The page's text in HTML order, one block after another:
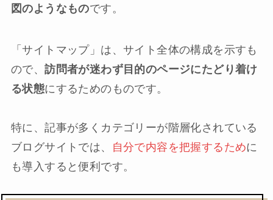
図のようなものです。
「サイトマップ」は、サイト全体の構成を示すも
ので、訪問者が迷わず目的のページにたどり着け
る状態にするためのものです。
特に、記事が多くカテゴリーが階層化されている
ブログサイトでは、
自分で内容を把握するために
も導入すると便利です。